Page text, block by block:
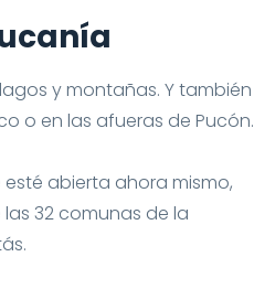
y montañas. Y también
o en las afueras de Pucón.
abierta ahora mismo,
32 comunas de la